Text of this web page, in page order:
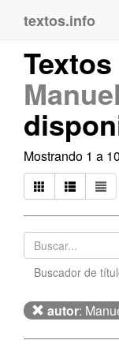
textos.info
Mostrando 1 a
Buscador de
autor: